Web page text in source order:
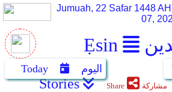
Ẹsin
Jumuah, 22 Safar 1448 AH
07,
Today اليوم
Stories Share مشاركة